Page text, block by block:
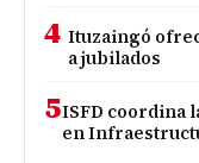
4 Ituzaingó
a jubilados
5ISFD coordina
en